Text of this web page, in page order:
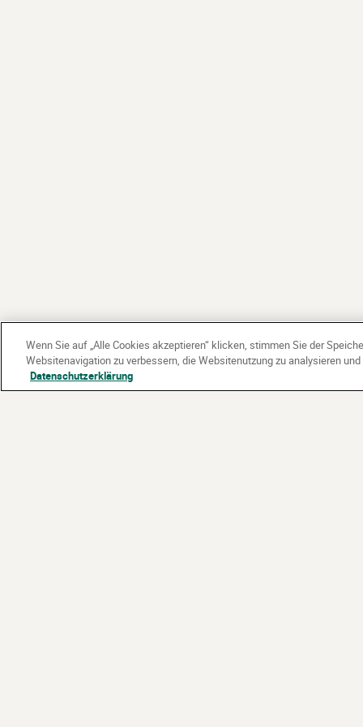
Wenn Sie auf „Alle Cookies akzeptieren“ klicken, stimmen Sie der
Websitenavigation zu verbessern, die Websitenutzung zu analysieren
Datenschutzerklärung